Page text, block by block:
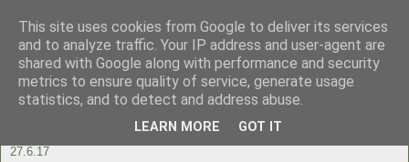
27.6.17
This site uses cookies from Google to deliver its services
and to analyze traffic. Your IP address and user-agent are
shared with Google along with performance and security
metrics to ensure quality of service, generate usage
statistics, and to detect and address abuse.
LEARN MORE GOT IT